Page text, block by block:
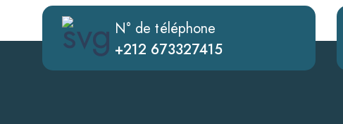
N° de téléphone
+212 673327415